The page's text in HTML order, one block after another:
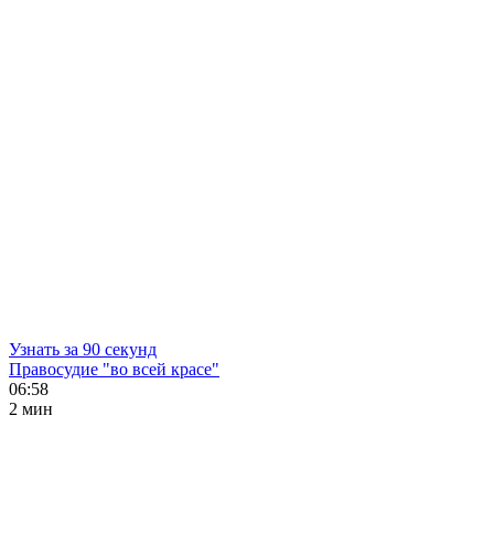
Узнать за 90 секунд
Правосудие "во всей красе"
06:58
2 мин